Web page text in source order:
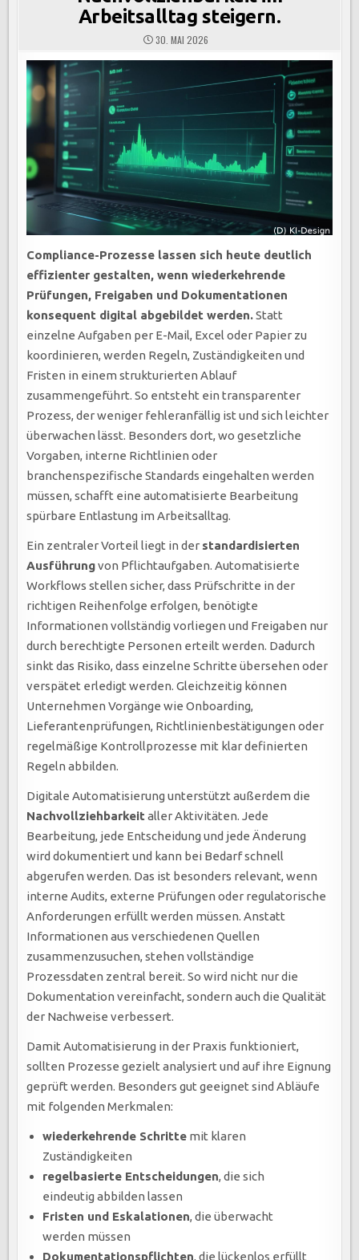
Arbeitsalltag steigern.
30. MAI 2026
Compliance-Prozesse lassen sich heute deutlich
effizienter gestalten, wenn wiederkehrende
Prüfungen, Freigaben und Dokumentationen
konsequent digital abgebildet werden.Statt
einzelne Aufgaben per E-Mail, Excel oder Papier zu
koordinieren, werden Regeln, Zuständigkeiten und
Fristen in einem strukturierten Ablauf
zusammengeführt. So entsteht ein transparenter
Prozess, der weniger fehleranfällig ist und sich leichter
überwachen lässt. Besonders dort, wo gesetzliche
Vorgaben, interne Richtlinien oder
branchenspezifische Standards eingehalten werden
müssen, schafft eine automatisierte Bearbeitung
spürbare Entlastung im Arbeitsalltag.
Ein zentraler Vorteil liegt in der standardisierten
Ausführungvon Pflichtaufgaben. Automatisierte
Workflows stellen sicher, dass Prüfschritte in der
richtigen Reihenfolge erfolgen, benötigte
Informationen vollständig vorliegen und Freigaben nur
durch berechtigte Personen erteilt werden. Dadurch
sinkt das Risiko, dass einzelne Schritte übersehen oder
verspätet erledigt werden. Gleichzeitig können
Unternehmen Vorgänge wie Onboarding,
Lieferantenprüfungen, Richtlinienbestätigungen oder
regelmäßige Kontrollprozesse mit klar definierten
Regeln abbilden.
Digitale Automatisierung unterstützt außerdem die
Nachvollziehbarkeit aller Aktivitäten. Jede
Bearbeitung, jede Entscheidung und jede Änderung
wird dokumentiert und kann bei Bedarf schnell
abgerufen werden. Das ist besonders relevant, wenn
interne Audits, externe Prüfungen oder regulatorische
Anforderungen erfüllt werden müssen. Anstatt
Informationen aus verschiedenen Quellen
zusammenzusuchen, stehen vollständige
Prozessdaten zentral bereit. So wird nicht nur die
Dokumentation vereinfacht, sondern auch die Qualität
der Nachweise verbessert.
Damit Automatisierung in der Praxis funktioniert,
sollten Prozesse gezielt analysiert und auf ihre Eignung
geprüft werden. Besonders gut geeignet sind Abläufe
mit folgenden Merkmalen:
wiederkehrende Schritte mit klaren
Zuständigkeiten
regelbasierte Entscheidungen, die sich
eindeutig abbilden lassen
Fristen und Eskalationen, die überwacht
werden müssen
Dokumentationspflichten, die lückenlos erfüllt